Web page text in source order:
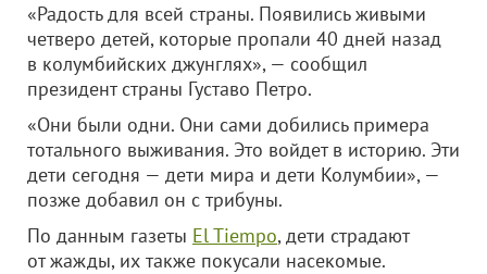
«Радость для всей страны. Появились живыми
четверо детей, которые пропали 40 дней назад
в колумбийских джунглях», — сообщил
президент страны Густаво Петро.
«Они были одни. Они сами добились примера
тотального выживания. Это войдет в историю. Эти
дети сегодня — дети мира и дети Колумбии», —
позже добавил он с трибуны.
По данным газеты El Tiempo, дети страдают
от жажды, их также покусали насекомые.